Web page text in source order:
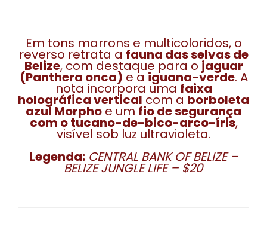
Em tons marrons e multicoloridos, o
reverso retrata a fauna das selvas de
Belize, com destaque para o jaguar
(Panthera onca) e a iguana-verde. A
nota incorpora uma faixa
holográfica vertical com a borboleta
azul Morpho e um fio de segurança
com o tucano-de-bico-arco-íris,
visível sob luz ultravioleta.
Legenda: CENTRAL BANK OF BELIZE –
BELIZE JUNGLE LIFE – $20